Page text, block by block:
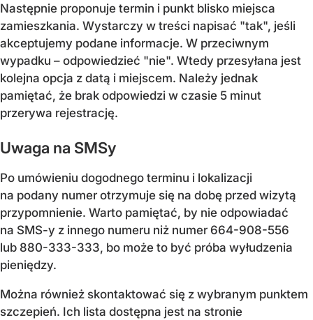
Następnie proponuje termin i punkt blisko miejsca
zamieszkania. Wystarczy w treści napisać "tak", jeśli
akceptujemy podane informacje. W przeciwnym
wypadku – odpowiedzieć "nie". Wtedy przesyłana jest
kolejna opcja z datą i miejscem. Należy jednak
pamiętać, że brak odpowiedzi w czasie 5 minut
przerywa rejestrację.
Uwaga na SMSy
Po umówieniu dogodnego terminu i lokalizacji
na podany numer otrzymuje się na dobę przed wizytą
przypomnienie. Warto pamiętać, by nie odpowiadać
na SMS-y z innego numeru niż numer 664-908-556
lub 880-333-333, bo może to być próba wyłudzenia
pieniędzy.
Można również skontaktować się z wybranym punktem
szczepień. Ich lista dostępna jest na stronie